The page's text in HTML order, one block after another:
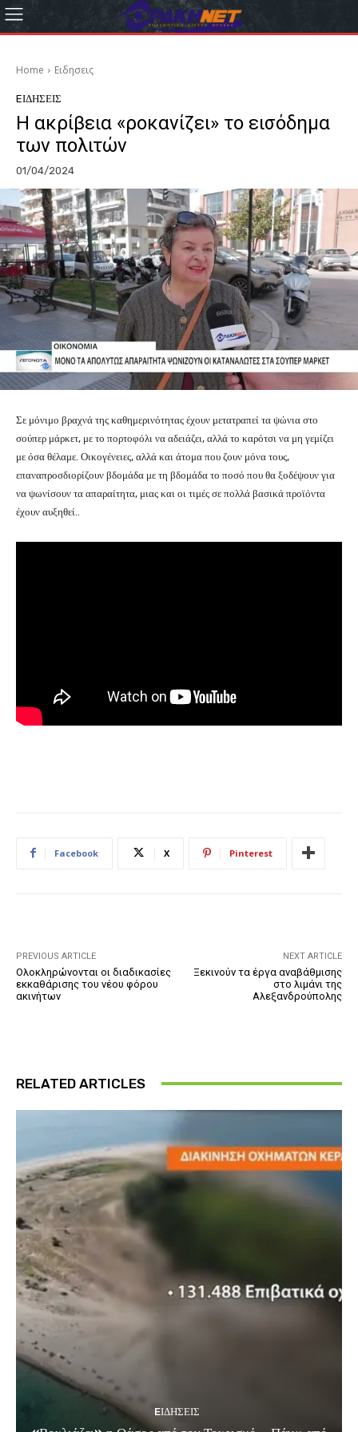
Home Eιδησεις
EΙΔΗΣΕΙΣ
Η ακρίβεια «ροκανίζει» το εισόδημα
των πολιτών
01/04/2024
Σε μόνιμο βραχνά της καθημερινότητας έχουν μετατραπεί τα ψώνια στο
σούπερ μάρκετ, με το πορτοφόλι να αδειάζει, αλλά το καρότσι να μη γεμίζει
με όσα θέλαμε. Οικογένειες, αλλά και άτομα που ζουν μόνα τους,
επαναπροσδιορίζουν βδομάδα με τη βδομάδα το ποσό που θα ξοδέψουν για
να ψωνίσουν τα απαραίτητα, μιας και οι τιμές σε πολλά βασικά προϊόντα
έχουν αυξηθεί..
Facebook X Pinterest
PREVIOUS ARTICLE
Ολοκληρώνονται οι διαδικασίες
εκκαθάρισης του νέου φόρου
ακινήτων
NEXT ARTICLE
Ξεκινούν τα έργα αναβάθμισης
στο λιμάνι της
Αλεξανδρούπολης
RELATED ARTICLES
EΙΔΗΣΕΙΣ